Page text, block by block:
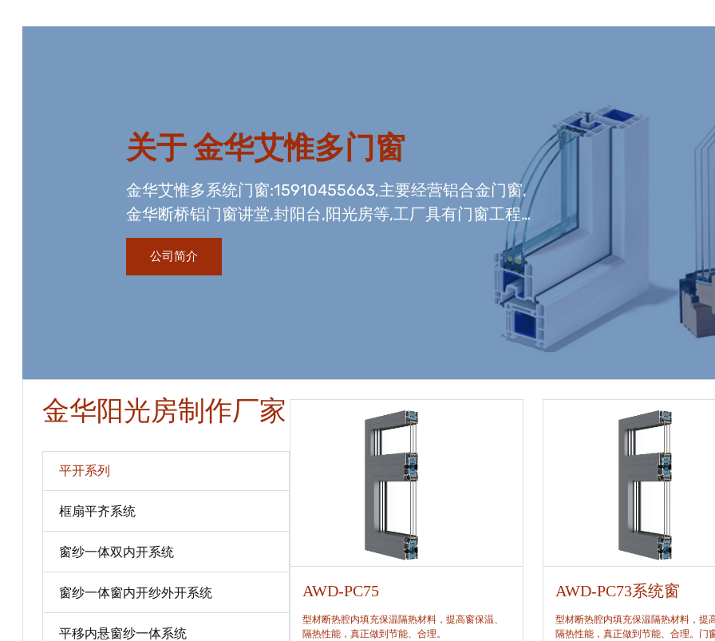
关于金华艾惟多门窗
金华艾惟多系统门窗:15910455663,主要经营铝合金门窗,
金华断桥铝门窗讲堂,封阳台,阳光房等,工厂具有门窗工程
资质,玻璃幕墙工程资质,国内门窗组装生产线,及中空玻璃
生产线。
公司简介
金华阳光房制作厂家
平开系列
框扇平齐系统
窗纱一体双内开系统
窗纱一体窗内开纱外开系统
平移内悬窗纱一体系统
AWD-PC80
隔热性能，真正做到节能、合理。
AWD-PC75
型材断热腔内填充保温隔热材料，提高窗保温、
隔热性能，真正做到节能、合理。
AWD-PC73系统窗
型材断热腔内填充保温隔热材料，提
隔热性能，真正做到节能、合理。门